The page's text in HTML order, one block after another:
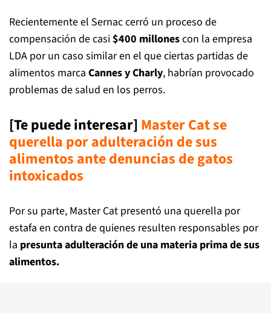
Recientemente el Sernac cerró un proceso de
compensación de casi$400 millonescon la empresa
LDA por un caso similar en el que ciertas partidas de
alimentos marca Cannes y Charly, habrían provocado
problemas de salud en los perros.
[Te puede interesar] Master Cat se
querella por adulteración de sus
alimentos ante denuncias de gatos
intoxicados
Por su parte, Master Cat presentó una querella por
estafa en contra de quienes resulten responsables por
la presunta adulteración de una materia prima de sus
alimentos.